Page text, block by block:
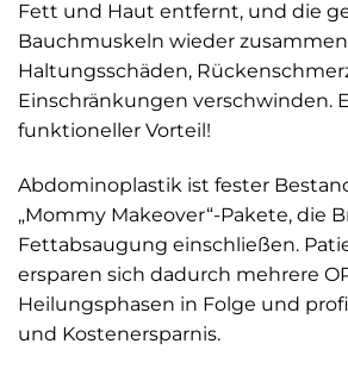
Fett und Haut entfernt, und die
Bauchmuskeln wieder
Haltungsschäden,
Einschränkungen verschwinden.
funktioneller Vorteil!
Abdominoplastik ist fester
„Mommy Makeover“-Pakete, die
Fettabsaugung einschließen.
ersparen sich dadurch mehrere
Heilungsphasen in Folge und
und Kostenersparnis.